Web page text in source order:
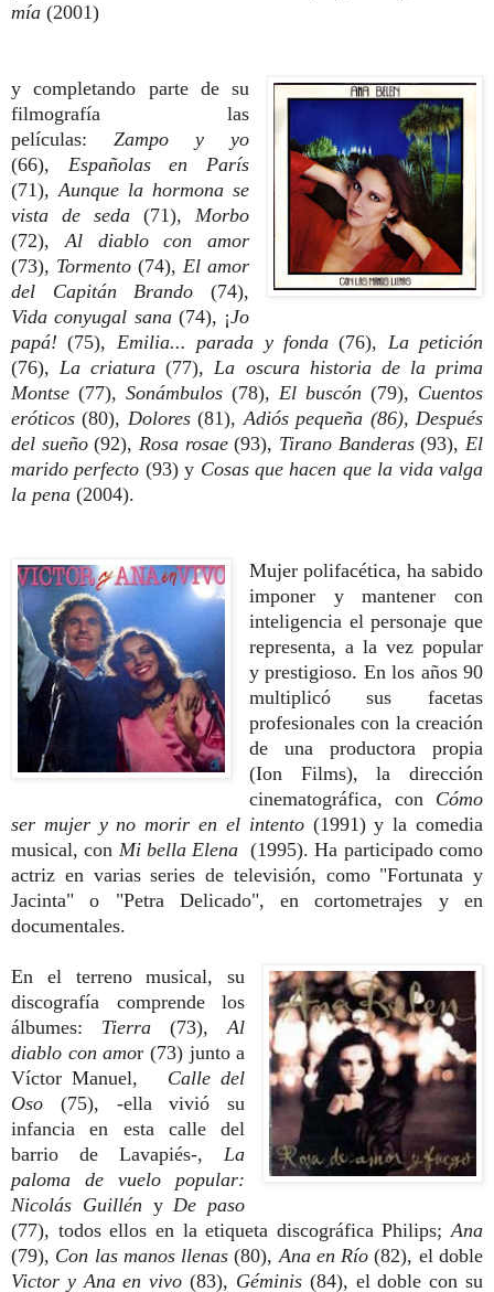
mía (2001)
y completando parte de su
filmografía las
películas:Zampo y yo
(66), Españolas en París
(71),Aunque la hormona se
vista de seda(71),Morbo
(72),Al diablo con amor
(73), Tormento(74),El amor
del Capitán Brando(74),
Vida conyugal sana (74), ¡Jo
papá!(75), Emilia... parada y fonda(76), La petición
(76),La criatura(77),La oscura historia de la prima
Montse (77), Sonámbulos (78), El buscón (79), Cuentos
eróticos(80), Dolores(81),Adiós pequeña (86), Después
del sueño(92),Rosa rosae(93), Tirano Banderas(93),El
marido perfecto (93) y Cosas que hacen que la vida valga
la pena (2004).
Mujer polifacética, ha sabido
imponer y mantener con
inteligencia el personaje que
representa, a la vez popular
y prestigioso. En los años 90
multiplicó sus facetas
profesionales con la creación
de una productora propia
(Ion Films), la dirección
cinematográfica, con Cómo
ser mujer y no morir en el intento (1991) y la comedia
musical, con Mi bella Elena(1995). Ha participado como
actriz en varias series de televisión, como "Fortunata y
Jacinta" o "Petra Delicado", en cortometrajes y en
documentales.
En el terreno musical, su
discografía comprende los
álbumes: Tierra(73),Al
diablo con amor (73) junto a
Víctor Manuel,
Calle del
Oso (75), -ella vivió su
infancia en esta calle del
barrio de Lavapiés-,La
paloma de vuelo popular:
Nicolás Guillén yDe paso
(77), todos ellos en la etiqueta discográfica Philips;Ana
(79), Con las manos llenas(80),Ana en Río(82), el doble
Victor y Ana en vivo(83), Géminis (84), el doble con su